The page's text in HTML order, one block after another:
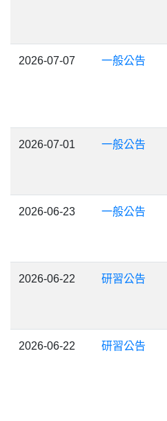
2026-07-07 一般公告
2026-07-01 一般公告
2026-06-23 一般公告
2026-06-22 研習公告
2026-06-22 研習公告